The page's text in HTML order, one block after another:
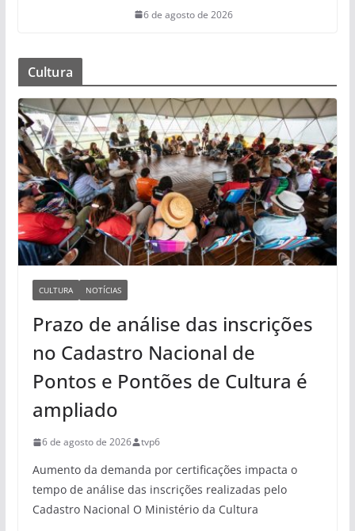
6 de agosto de 2026
Cultura
CULTURA NOTÍCIAS
Prazo de análise das inscrições
no Cadastro Nacional de
Pontos e Pontões de Cultura é
ampliado
6 de agosto de 2026 tvp6
Aumento da demanda por certificações impacta o
tempo de análise das inscrições realizadas pelo
Cadastro Nacional O Ministério da Cultura